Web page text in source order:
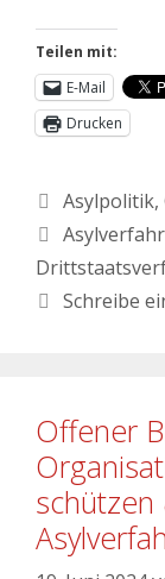
Teilen mit:
E-Mail
Drucken
Asylpolitik,
Schreibe
Offener
schützen